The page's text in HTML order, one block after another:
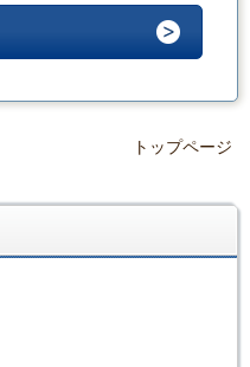
トップページ